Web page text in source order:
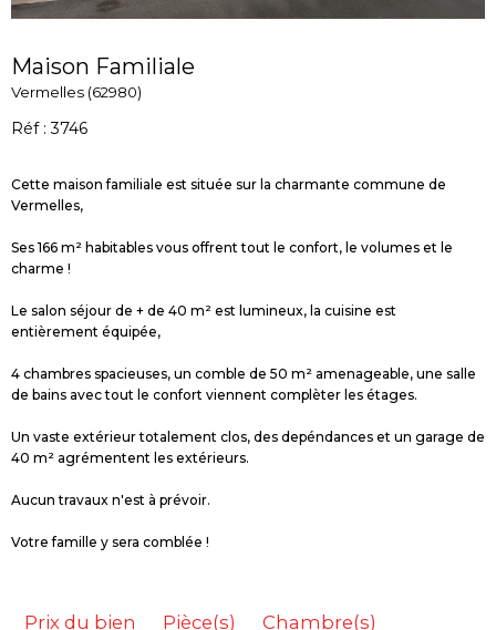
Maison Familiale
Vermelles (62980)
Réf : 3746
Cette maison familiale est située sur la charmante commune de
Vermelles,
Ses 166 m² habitables vous offrent tout le confort, le volumes et le
charme !
Le salon séjour de + de 40 m² est lumineux, la cuisine est
entièrement équipée,
4 chambres spacieuses, un comble de 50 m² amenageable, une salle
de bains avec tout le confort viennent complèter les étages.
Un vaste extérieur totalement clos, des depéndances et un garage de
40 m² agrémentent les extérieurs.
Aucun travaux n'est à prévoir.
Votre famille y sera comblée !
Prix du bien Pièce(s) Chambre(s)